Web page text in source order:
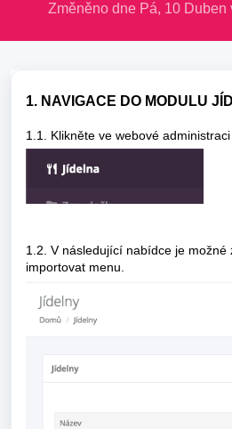
Změněno dne Pá, 10 Duben
1. NAVIGACE DO MODULU
1.1. Klikněte ve webové
1.2. V následující nabídce je možné
importovat menu.